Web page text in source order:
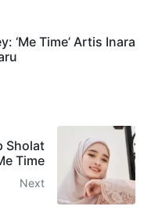
‘Me Time’ Artis Inara
Sholat
Time
Next